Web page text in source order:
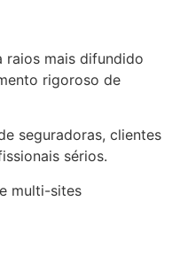
mais difundido
rigoroso de
seguradoras, clientes
sérios.
multi-sites